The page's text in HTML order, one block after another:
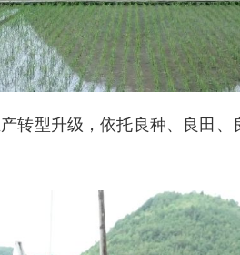
型升级，依托良种、良田、